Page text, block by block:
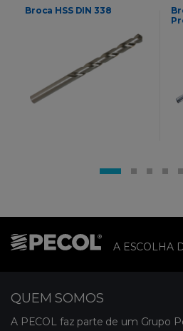
Broca HSS DIN 338
A ESCOLHA
QUEM SOMOS
A PECOL faz parte de um Grupo